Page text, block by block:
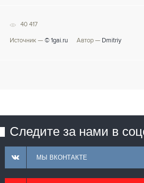
40 417
Источник — © 1gai.ru Автор — Dmitriy
Следите за нами в
МЫ ВКОНТАКТЕ